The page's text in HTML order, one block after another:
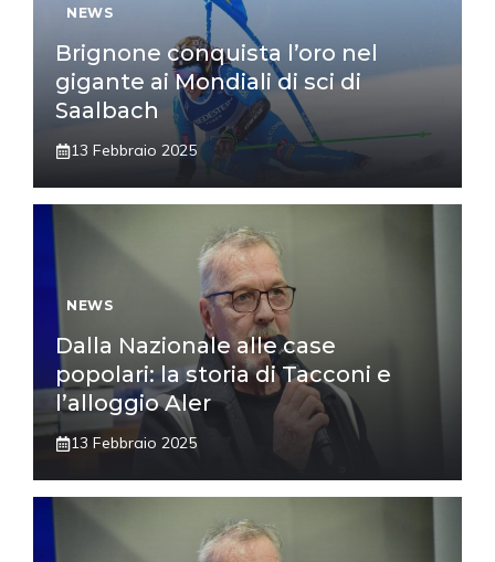
NEWS
Brignone conquista l’oro nel
gigante ai Mondiali di sci di
Saalbach
13 Febbraio 2025
NEWS
Dalla Nazionale alle case
popolari: la storia di Tacconi e
l’alloggio Aler
13 Febbraio 2025